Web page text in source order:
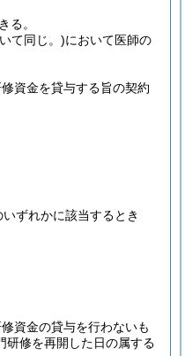
る。
て同じ。)において医師の
資金を貸与する旨の契約
いずれかに該当するとき
資金の貸与を行わないも
研修を再開した日の属する